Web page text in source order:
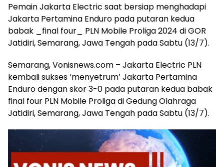
Pemain Jakarta Electric saat bersiap menghadapi
Jakarta Pertamina Enduro pada putaran kedua
babak _final four_ PLN Mobile Proliga 2024 di GOR
Jatidiri, Semarang, Jawa Tengah pada Sabtu (13/7).
Semarang, Vonisnews.com – Jakarta Electric PLN
kembali sukses ‘menyetrum’ Jakarta Pertamina
Enduro dengan skor 3-0 pada putaran kedua babak
final four PLN Mobile Proliga di Gedung Olahraga
Jatidiri, Semarang, Jawa Tengah pada Sabtu (13/7).